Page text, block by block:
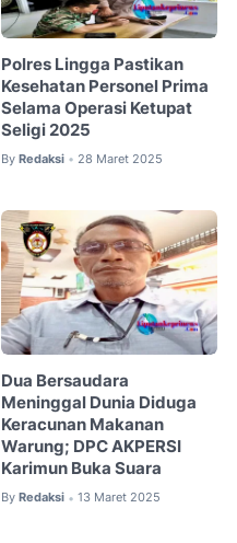
Polres Lingga Pastikan
Kesehatan Personel Prima
Selama Operasi Ketupat
Seligi 2025
By Redaksi • 28 Maret 2025
Dua Bersaudara
Meninggal Dunia Diduga
Keracunan Makanan
Warung; DPC AKPERSI
Karimun Buka Suara
By Redaksi • 13 Maret 2025